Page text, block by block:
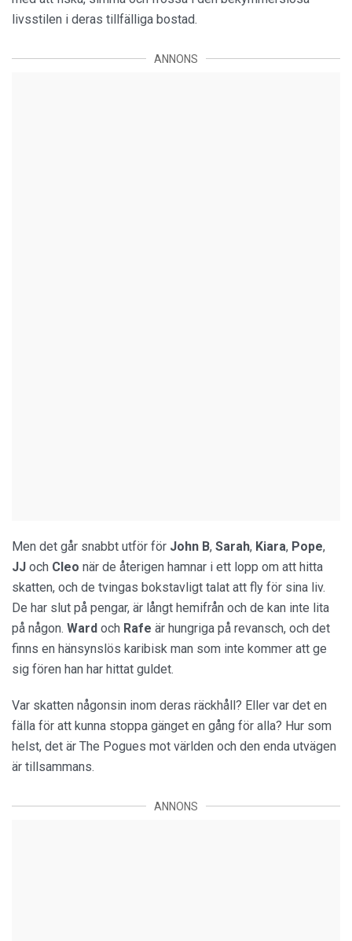
livsstilen i deras tillfälliga bostad.
ANNONS
Men det går snabbt utför för John B, Sarah, Kiara, Pope,
JJ och Cleo när de återigen hamnar i ett lopp om att hitta
skatten, och de tvingas bokstavligt talat att fly för sina liv.
De har slut på pengar, är långt hemifrån och de kan inte lita
på någon. Ward och Rafe är hungriga på revansch, och det
finns en hänsynslös karibisk man som inte kommer att ge
sig fören han har hittat guldet.
Var skatten någonsin inom deras räckhåll? Eller var det en
fälla för att kunna stoppa gänget en gång för alla? Hur som
helst, det är The Pogues mot världen och den enda utvägen
är tillsammans.
ANNONS